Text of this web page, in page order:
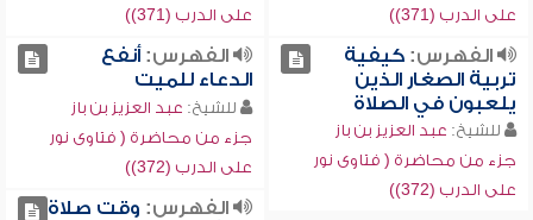
على الدرب (371))
على الدرب (371))
الفهرس:كيفية
تربية الصغار الذين
يلعبون في الصلاة
للشيخ: عبد العزيز بن باز
جزء من محاضرة ( فتاوى نور
على الدرب (372))
الفهرس:أنفع
الدعاء للميت
للشيخ: عبد العزيز بن باز
جزء من محاضرة ( فتاوى نور
على الدرب (372))
الفهرس: وقت صلاة